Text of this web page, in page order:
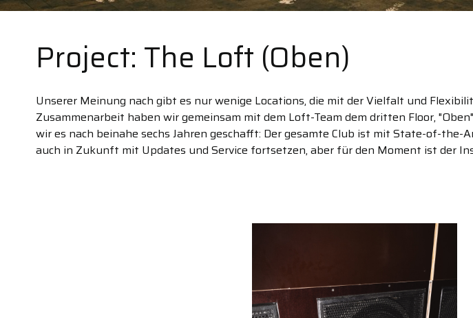
Project: The Loft (Oben)
Unserer Meinung nach gibt es nur wenige Locations, die mit der Vielfalt und
Zusammenarbeit haben wir gemeinsam mit dem Loft-Team dem dritten Floor,
wir es nach beinahe sechs Jahren geschafft: Der gesamte Club ist mit State-of-
auch in Zukunft mit Updates und Service fortsetzen, aber für den Moment ist der